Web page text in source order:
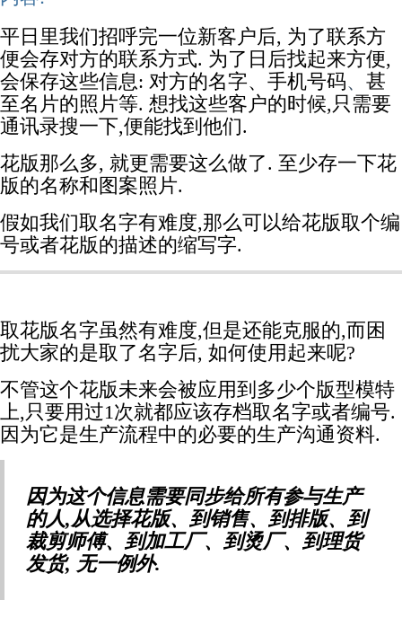
平日里我们招呼完一位新客户后, 为了联系方
便会存对方的联系方式. 为了日后找起来方便,
会保存这些信息: 对方的名字、手机号码、 甚
至名片的照片等. 想找这些客户的时候,只需要
通讯录搜一下,便能找到他们.
花版那么多, 就更需要这么做了. 至少存一下花
版的名称和图案照片.
假如我们取名字有难度,那么可以给花版取个编
号或者花版的描述的缩写字.
取花版名字虽然有难度,但是还能克服的,而困
扰大家的是取了名字后, 如何使用起来呢?
不管这个花版未来会被应用到多少个版型模特
上,只要用过1次就都应该存档取名字或者编号.
因为它是生产流程中的必要的生产沟通资料.
因为这个信息需要同步给所有参与生产
的人,从选择花版、到销售、到排版、到
裁剪师傅、到加工厂、到烫厂、到理货
发货, 无一例外.